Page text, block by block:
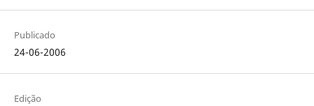
Publicado
24-06-2006
Edição